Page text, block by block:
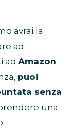
avrai la
ad
ad Amazon
puoi
senza
una